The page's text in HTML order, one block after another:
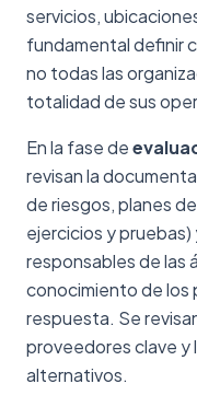
servicios,
fundamental definir
no todas las
totalidad de sus
En la fase de
revisan la
de riesgos, planes
ejercicios y
responsables de las
conocimiento de los
respuesta. Se
proveedores clave y
alternativos.